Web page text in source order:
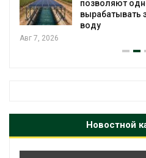
позволяют
вырабатывать
воду
Авг 7, 2026
Новостной